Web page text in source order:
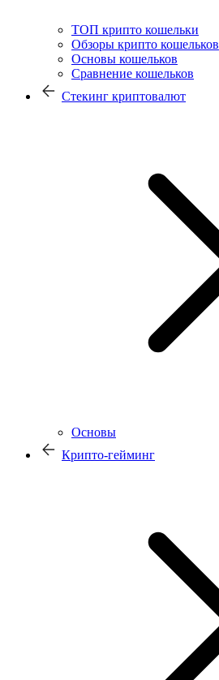
ТОП крипто кошельки
Обзоры крипто кошельков
Основы кошельков
Сравнение кошельков
Стекинг криптовалют
Основы
Крипто-гейминг